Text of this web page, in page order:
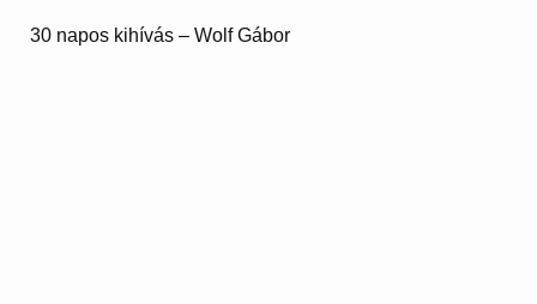
30 napos kihívás – Wolf Gábor